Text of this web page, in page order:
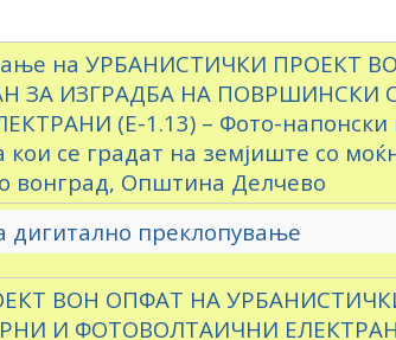
на УРБАНИСТИЧКИ ПРОЕКТ
ЗА ИЗГРАДБА НА ПОВРШИНСКИ
(Е-1.13) – Фото-напонски
кои се градат на земјиште со
вонград, Општина Делчево
дигитално преклопување
ВОН ОПФАТ НА
И ФОТОВОЛТАИЧНИ ЕЛЕКТРАНИ